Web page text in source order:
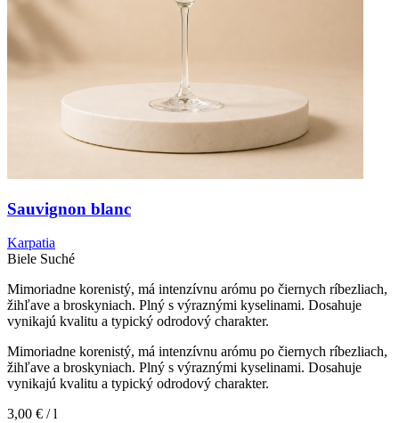
Sauvignon blanc
Karpatia
Biele Suché
Mimoriadne korenistý, má intenzívnu arómu po čiernych ríbezliach,
žihľave a broskyniach. Plný s výraznými kyselinami. Dosahuje
vynikajú kvalitu a typický odrodový charakter.
Mimoriadne korenistý, má intenzívnu arómu po čiernych ríbezliach,
žihľave a broskyniach. Plný s výraznými kyselinami. Dosahuje
vynikajú kvalitu a typický odrodový charakter.
3,00 € / l